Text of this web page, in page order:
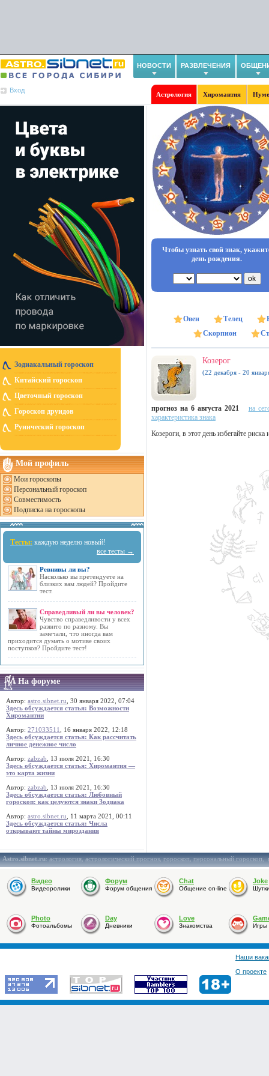
НОВОСТИ РАЗВЛЕЧЕНИЯ
Вход
Астрология Хиромантия
Зодиакальный гороскоп
Китайский гороскоп
Цветочный гороскоп
Гороскоп друидов
Рунический гороскоп
Мой профиль
Мои гороскопы
Персональный гороскоп
Совместимость
Подписка на гороскопы
Тесты: каждую неделю новый!
все тесты →
Ревнивы ли вы?
Насколько вы претендуете на
близких вам людей? Пройдите
тест.
Справедливый ли вы человек?
Чувство справедливости у всех
развито по разному. Вы
замечали, что иногда вам
приходится думать о мотиве своих
поступков? Пройдите тест!
На форуме
Автор: astro.sibnet.ru , 30 января 2022, 07:04
Здесь обсуждается статья: Возможности
Хиромантии
Автор: 271033511
, 16 января 2022, 12:18
Здесь обсуждается статья: Как рассчитать
личное денежное число
Автор: zabzab , 13 июля 2021, 16:30
Здесь обсуждается статья: Хиромантия —
это карта жизни
Автор: zabzab , 13 июля 2021, 16:30
Здесь обсуждается статья: Любовный
гороскоп: как целуются знаки Зодиака
Автор: astro.sibnet.ru , 11 марта 2021, 00:11
Здесь обсуждается статья: Числа
открывают тайны мироздания
Чтобы узнать свой знак,
день рождения.
Овен Телец
Скорпион
Козерог
(22 декабря - 20
прогноз на 6 августа 2021
на
характеристика знака
Козероги, в этот день избегайте
Astro.sibnet.ru:астрология,астрологический прогноз,гороскоп,персональный гороскоп,
Видео
Видеоролики
Форум
Форум общения
Chat
Общение on-line
Joke
Photo
Фотоальбомы
Day
Дневники
Love
Знакомства Игры
Наши
О проекте